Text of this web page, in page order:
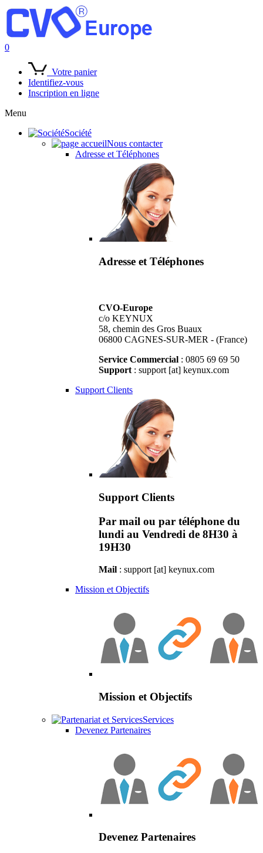
0
Votre panier
Identifiez-vous
Inscription en ligne
Menu
Société
Nous contacter
Adresse et Téléphones
Adresse et Téléphones
CVO-Europe
c/o KEYNUX
58, chemin des Gros Buaux
06800 CAGNES-SUR-MER - (France)
Service Commercial : 0805 69 69 50
Support : support [at] keynux.com
Support Clients
Support Clients
Par mail ou par téléphone du
lundi au Vendredi de 8H30 à
19H30
Mail : support [at] keynux.com
Mission et Objectifs
Mission et Objectifs
Services
Devenez Partenaires
Devenez Partenaires